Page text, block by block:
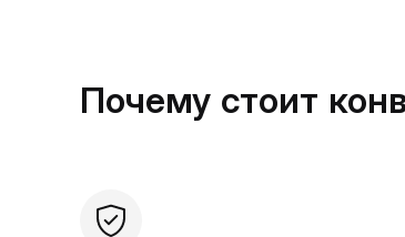
Почему стоит